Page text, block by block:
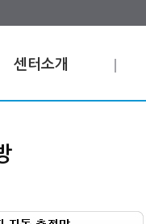
센터소개